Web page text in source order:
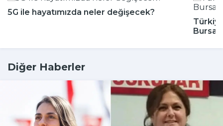
5G ile hayatımızda neler değişecek?
Diğer Haberler